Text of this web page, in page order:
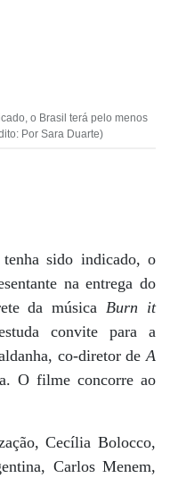
o Brasil terá pelo menos
Por Sara Duarte)
sido indicado, o
na entrega do
da músicaBurn it
convite para a
co-diretor deA
O filme concorre ao
Cecília Bolocco,
Carlos Menem,